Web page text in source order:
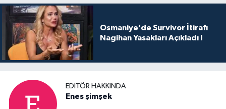
Osmaniye’de Survivor İtirafı
Nagihan Yasakları Açıkladı !
EDITÖR HAKKINDA
Enes şimşek